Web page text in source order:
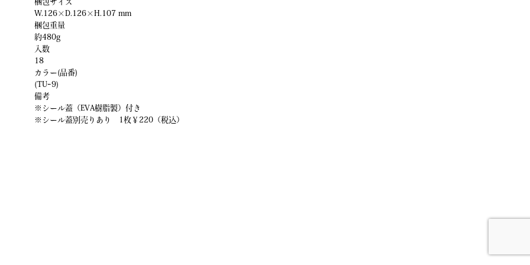
梱包サイズ
W.126×D.126×H.107 mm
梱包重量
約480g
入数
18
カラー(品番)
(TUｰ9)
備考
※シール蓋（EVA樹脂製）付き
※シール蓋別売りあり 1枚￥220（税込）